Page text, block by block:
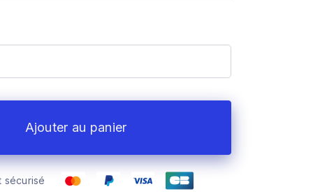
Ajouter au panier
sécurisé